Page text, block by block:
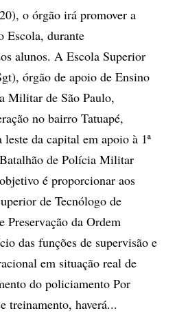
o órgão irá promover a
Escola, durante
alunos. A Escola Superior
órgão de apoio de Ensino
Militar de São Paulo,
no bairro Tatuapé,
da capital em apoio à 1ª
de Polícia Militar
é proporcionar aos
de Tecnólogo de
Preservação da Ordem
das funções de supervisão e
em situação real de
do policiamento Por
treinamento, haverá...